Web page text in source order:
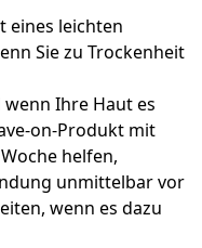
eines leichten
Sie zu Trockenheit
Ihre Haut es
on-Produkt mit
helfen,
unmittelbar vor
wenn es dazu